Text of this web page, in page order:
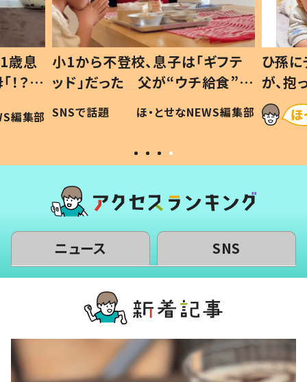
歳息
？」
編集部
小1から不登校、息子は「ギフテ
ッド」だった 父が“ウチ給食”を
作り続ける理由とは #令和の親
#令和の子
SNSで話題 ほ・とせなNEWS編集部
ひ孫
が、
「涙が
い」
ニュース SNS